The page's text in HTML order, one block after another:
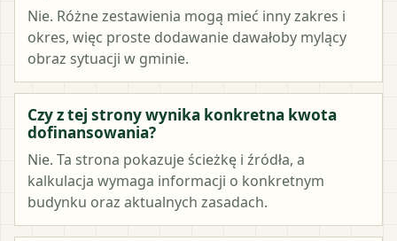
Nie. Różne zestawienia mogą mieć inny zakres i
okres, więc proste dodawanie dawałoby mylący
obraz sytuacji w gminie.
Czy z tej strony wynika konkretna kwota
dofinansowania?
Nie. Ta strona pokazuje ścieżkę i źródła, a
kalkulacja wymaga informacji o konkretnym
budynku oraz aktualnych zasadach.